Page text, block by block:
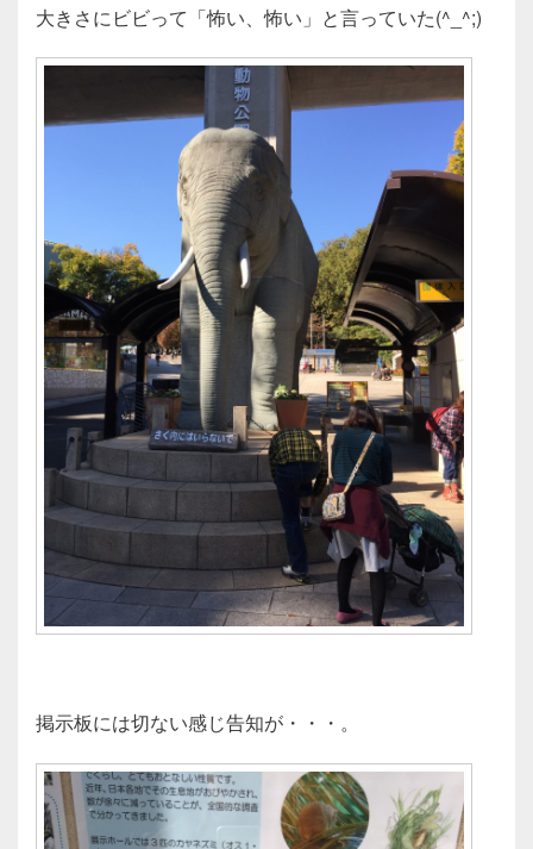
大きさにビビって「怖い、怖い」と言っていた(^_^;)
掲示板には切ない感じ告知が・・・。